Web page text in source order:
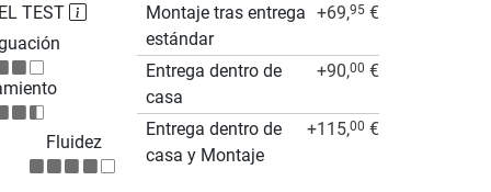
TEST
Fluidez
Montaje tras entrega
estándar
+69,95 €
Entrega dentro de
casa
+90,00 €
Entrega dentro de
casa y Montaje
+115,00 €